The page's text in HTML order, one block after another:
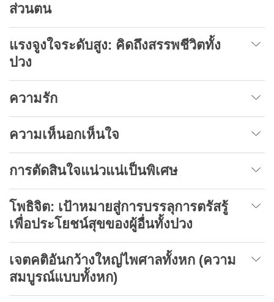
ส่วนตน
แรงจูงใจระดับสูง: คิดถึงสรรพชีวิตทั้ง
ปวง
ความรัก
ความเห็นอกเห็นใจ
การตัดสินใจแน่วแน่เป็นพิเศษ
โพธิจิต: เป้าหมายสู่การบรรลุการตรัสรู้
เพื่อประโยชน์สุขของผู้อื่นทั้งปวง
เจตคติอันกว้างใหญ่ไพศาลทั้งหก (ความ
สมบูรณ์แบบทั้งหก)